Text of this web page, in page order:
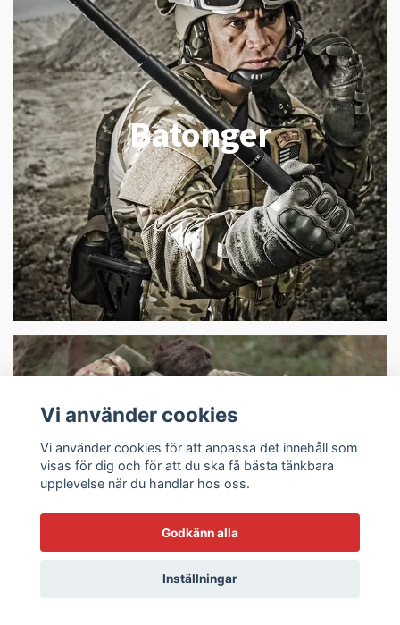
Batonger
Taktiska Backpacks
Vi använder cookies
Vi använder cookies för att anpassa det innehåll som
visas för dig och för att du ska få bästa tänkbara
upplevelse när du handlar hos oss.
Godkänn alla
Inställningar